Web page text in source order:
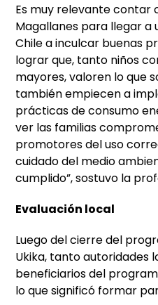
Es muy relevante contar
Magallanes para llegar a
Chile a inculcar buenas
lograr que, tanto niños
mayores, valoren lo que
también empiecen a
prácticas de consumo
ver las familias
promotores del uso
cuidado del medio
cumplido”, sostuvo la
Evaluación local
Luego del cierre del
Ukika, tanto autoridades
beneficiarios del
lo que significó formar